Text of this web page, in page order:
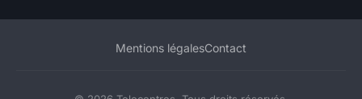
Mentions légalesContact